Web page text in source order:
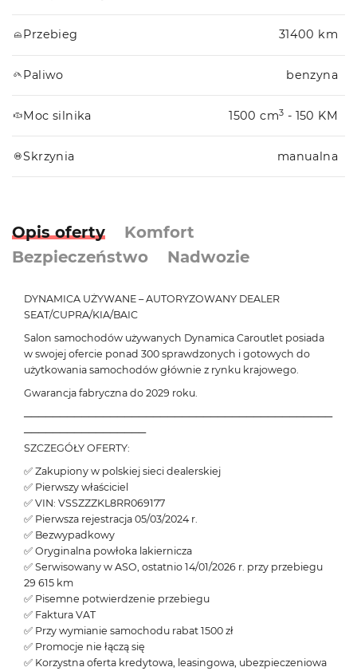
Przebieg 31400 km
Paliwo benzyna
Moc silnika 1500 cm3 - 150 KM
Skrzynia manualna
Opis oferty
Komfort
Bezpieczeństwo
Nadwozie
DYNAMICA UŻYWANE – AUTORYZOWANY DEALER
SEAT/CUPRA/KIA/BAIC
Salon samochodów używanych Dynamica Caroutlet posiada
w swojej ofercie ponad 300 sprawdzonych i gotowych do
użytkowania samochodów głównie z rynku krajowego.
Gwarancja fabryczna do 2029 roku.
───────────────────────────────────────────
─────────────────
SZCZEGÓŁY OFERTY:
✅ Zakupiony w polskiej sieci dealerskiej
✅ Pierwszy właściciel
✅ VIN: VSSZZZKL8RR069177
✅ Pierwsza rejestracja 05/03/2024 r.
✅ Bezwypadkowy
✅ Oryginalna powłoka lakiernicza
✅ Serwisowany w ASO, ostatnio 14/01/2026 r. przy przebiegu
29 615 km
✅ Pisemne potwierdzenie przebiegu
✅ Faktura VAT
✅ Przy wymianie samochodu rabat 1500 zł
✅ Promocje nie łączą się
✅ Korzystna oferta kredytowa, leasingowa, ubezpieczeniowa